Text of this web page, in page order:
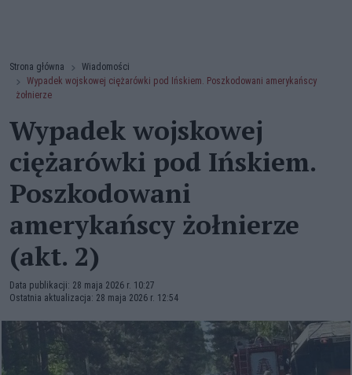
Strona główna
Wiadomości
Wypadek wojskowej ciężarówki pod Ińskiem. Poszkodowani amerykańscy
żołnierze
Wypadek wojskowej
ciężarówki pod Ińskiem.
Poszkodowani
amerykańscy żołnierze
(akt. 2)
Data publikacji: 28 maja 2026 r. 10:27
Ostatnia aktualizacja: 28 maja 2026 r. 12:54